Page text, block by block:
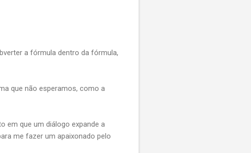
a fórmula dentro da fórmula,
que não esperamos, como a
em que um diálogo expande a
me fazer um apaixonado pelo